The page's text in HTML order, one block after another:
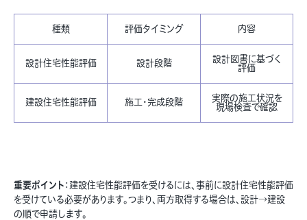
種類 評価タイミング 内容
設計住宅性能評価 設計段階
設計図書に基づく
評価
建設住宅性能評価 施工・完成段階
実際の施工状況を
現場検査で確認
重要ポイント：建設住宅性能評価を受けるには、事前に設計住宅性能評価
を受けている必要があります。つまり、両方取得する場合は、設計→建設
の順で申請します。